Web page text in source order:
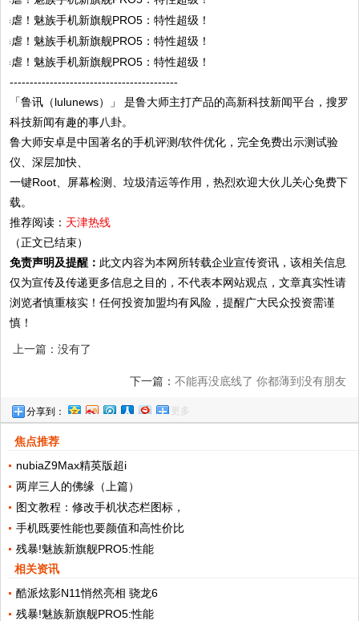
------------------------------------------
「鲁讯（lulunews）」 是鲁大师主打产品的高新科技新闻平台，搜罗
科技新闻有趣的事八卦。
鲁大师安卓是中国著名的手机评测/软件优化，完全免费出示测试验
仪、深层加快、
一键Root、屏幕检测、垃圾清运等作用，热烈欢迎大伙儿关心免费下
载。
推荐阅读： 天津热线
（正文已结束）
免责声明及提醒： 此文内容为本网所转载企业宣传资讯，该相关信息
仅为宣传及传递更多信息之目的，不代表本网站观点，文章真实性请
浏览者慎重核实！任何投资加盟均有风险，提醒广大民众投资需谨
慎！
上一篇：没有了
下一篇： 不能再没底线了 你都薄到没有朋友
分享到： 更多
焦点推荐
nubiaZ9Max精英版超i
两岸三人的佛缘（上篇）
图文教程：修改手机状态栏图标，
手机既要性能也要颜值和高性价比
残暴!魅族新旗舰PRO5:性能
相关资讯
酷派炫影N11悄然亮相 骁龙6
残暴!魅族新旗舰PRO5:性能